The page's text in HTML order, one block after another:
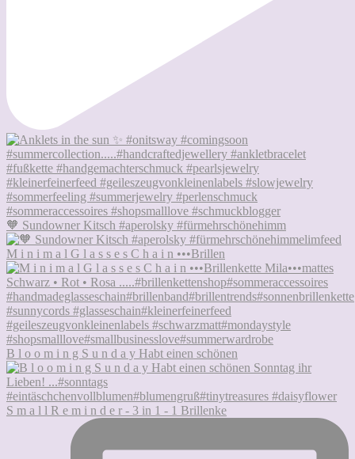
🧡 Sundowner Kitsch #aperolsky #fürmehrschönehimm
M i n i m a l G l a s s e s C h a i n •••Brillen
B l o o m i n g S u n d a y Habt einen schönen
S m a l l R e m i n d e r - 3 in 1 - 1 Brillenke